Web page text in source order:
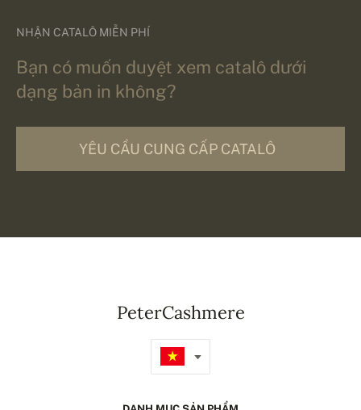
NHẬN CATALÔ MIỄN PHÍ
Bạn có muốn duyệt xem catalô dưới
dạng bản in không?
YÊU CẦU CUNG CẤP CATALÔ
PeterCashmere